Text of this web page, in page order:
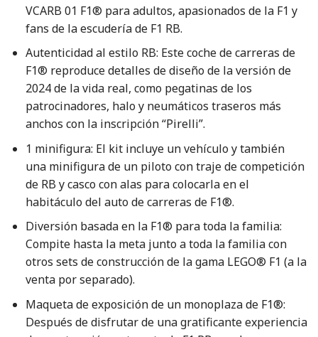
VCARB 01 F1® para adultos, apasionados de la F1 y
fans de la escudería de F1 RB.
Autenticidad al estilo RB: Este coche de carreras de
F1® reproduce detalles de diseño de la versión de
2024 de la vida real, como pegatinas de los
patrocinadores, halo y neumáticos traseros más
anchos con la inscripción “Pirelli”.
1 minifigura: El kit incluye un vehículo y también
una minifigura de un piloto con traje de competición
de RB y casco con alas para colocarla en el
habitáculo del auto de carreras de F1®.
Diversión basada en la F1® para toda la familia:
Compite hasta la meta junto a toda la familia con
otros sets de construcción de la gama LEGO® F1 (a la
venta por separado).
Maqueta de exposición de un monoplaza de F1®:
Después de disfrutar de una gratificante experiencia